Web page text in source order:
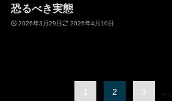
恐るべき実態
2026年3月29日 2026年4月10日
1 2 3 ...